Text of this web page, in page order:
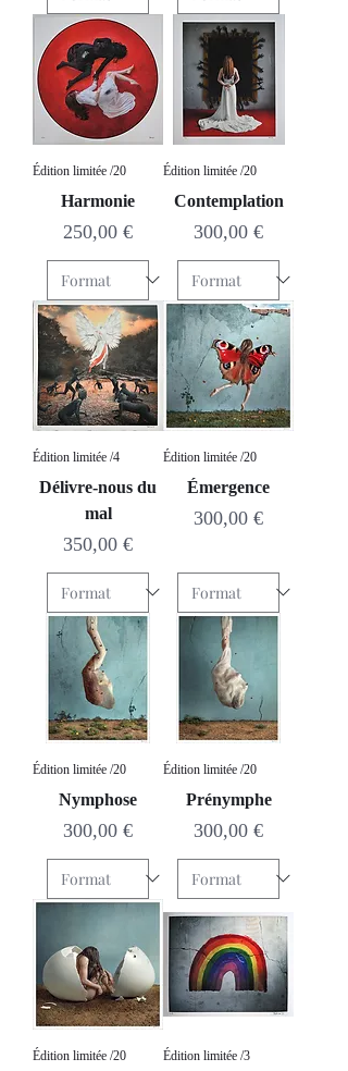
Édition limitée /20
Harmonie
Prix
250,00 €
Édition limitée /20
Contemplation
Prix
300,00 €
Édition limitée /4
Délivre-nous du
mal
Prix
350,00 €
Édition limitée /20
Émergence
Prix
300,00 €
Édition limitée /20
Nymphose
Prix
300,00 €
Édition limitée /20
Prénymphe
Prix
300,00 €
Édition limitée /20 Édition limitée /3